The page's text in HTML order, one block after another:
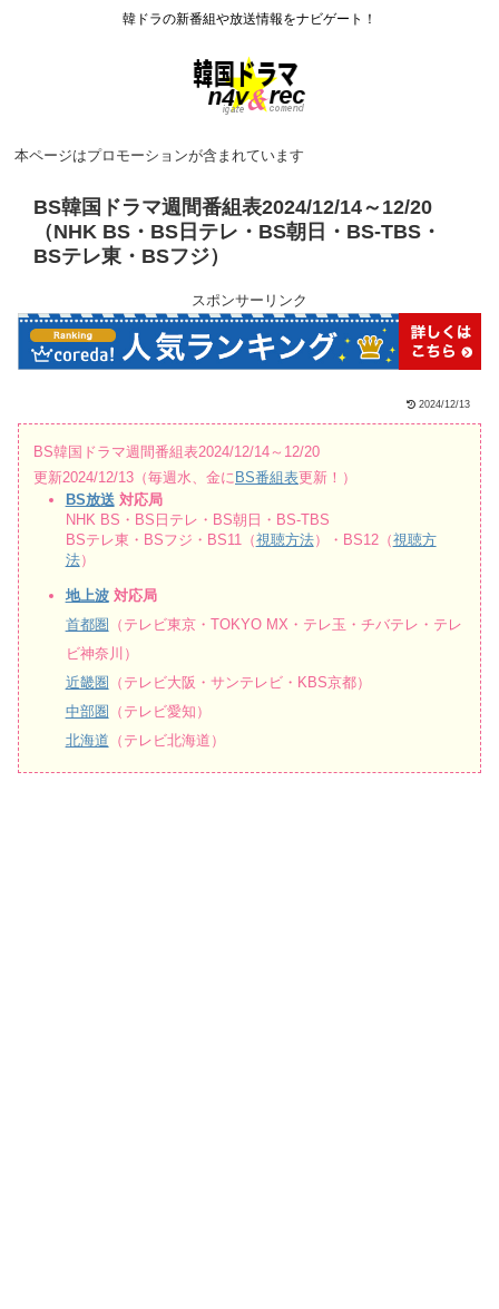
韓ドラの新番組や放送情報をナビゲート！
本ページはプロモーションが含まれています
BS韓国ドラマ週間番組表2024/12/14～12/20
（NHK BS・BS日テレ・BS朝日・BS-TBS・
BSテレ東・BSフジ）
スポンサーリンク
2024/12/13
BS韓国ドラマ週間番組表2024/12/14～12/20
更新2024/12/13（毎週水、金に BS番組表更新！）
BS放送 対応局
NHK BS・BS日テレ・BS朝日・BS-TBS
BSテレ東・BSフジ・BS11（視聴方法）・BS12（視聴方
法）
地上波対応局
首都圏 （テレビ東京・TOKYO MX・テレ玉・チバテレ・テレ
ビ神奈川）
近畿圏 （テレビ大阪・サンテレビ・KBS京都）
中部圏 （テレビ愛知）
北海道 （テレビ北海道）